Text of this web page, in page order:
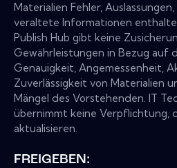
Materialien Fehler,
veraltete Informationen
Publish Hub gibt keine
Gewährleistungen in Bezug auf
Genauigkeit, Angemessenheit,
Zuverlässigkeit von Materialien
Mängel des Vorstehenden. IT
übernimmt keine Verpflichtung,
aktualisieren.
FREIGEBEN: